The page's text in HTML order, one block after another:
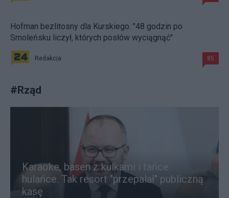
Hofman bezlitosny dla Kurskiego. "48 godzin po
Smoleńsku liczył, których posłów wyciągnąć"
Redakcja 85
#Rząd
Karaoke, basen z kulkami i tańce
hulańce. Tak resort "przepalał" publiczną
kasę